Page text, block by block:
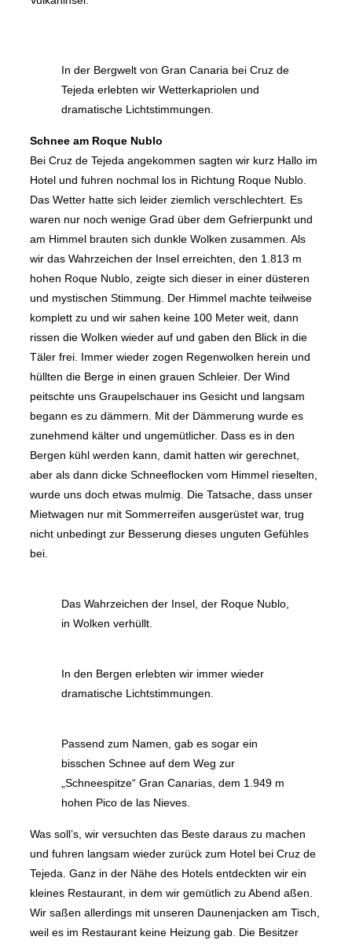
In der Bergwelt von Gran Canaria bei Cruz de
Tejeda erlebten wir Wetterkapriolen und
dramatische Lichtstimmungen.
Schnee am Roque Nublo
Bei Cruz de Tejeda angekommen sagten wir kurz Hallo im
Hotel und fuhren nochmal los in Richtung Roque Nublo.
Das Wetter hatte sich leider ziemlich verschlechtert. Es
waren nur noch wenige Grad über dem Gefrierpunkt und
am Himmel brauten sich dunkle Wolken zusammen. Als
wir das Wahrzeichen der Insel erreichten, den 1.813 m
hohen Roque Nublo, zeigte sich dieser in einer düsteren
und mystischen Stimmung. Der Himmel machte teilweise
komplett zu und wir sahen keine 100 Meter weit, dann
rissen die Wolken wieder auf und gaben den Blick in die
Täler frei. Immer wieder zogen Regenwolken herein und
hüllten die Berge in einen grauen Schleier. Der Wind
peitschte uns Graupelschauer ins Gesicht und langsam
begann es zu dämmern. Mit der Dämmerung wurde es
zunehmend kälter und ungemütlicher. Dass es in den
Bergen kühl werden kann, damit hatten wir gerechnet,
aber als dann dicke Schneeflocken vom Himmel rieselten,
wurde uns doch etwas mulmig. Die Tatsache, dass unser
Mietwagen nur mit Sommerreifen ausgerüstet war, trug
nicht unbedingt zur Besserung dieses unguten Gefühles
bei.
Das Wahrzeichen der Insel, der Roque Nublo,
in Wolken verhüllt.
In den Bergen erlebten wir immer wieder
dramatische Lichtstimmungen.
Passend zum Namen, gab es sogar ein
bisschen Schnee auf dem Weg zur
„Schneespitze“ Gran Canarias, dem 1.949 m
hohen Pico de las Nieves.
Was soll’s, wir versuchten das Beste daraus zu machen
und fuhren langsam wieder zurück zum Hotel bei Cruz de
Tejeda. Ganz in der Nähe des Hotels entdeckten wir ein
kleines Restaurant, in dem wir gemütlich zu Abend aßen.
Wir saßen allerdings mit unseren Daunenjacken am Tisch,
weil es im Restaurant keine Heizung gab. Die Besitzer